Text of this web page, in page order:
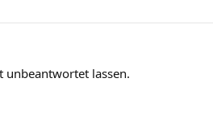
unbeantwortet lassen.